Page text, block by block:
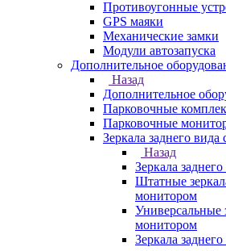
Противоугонные
GPS маяки
Механические замки
Модули автозапуска
Дополнительное
Назад
Дополнительное
Парковочные
Парковочные
Зеркала заднего
Назад
Зеркала
Штатные
монитором
Универсальные
монитором
Зеркала